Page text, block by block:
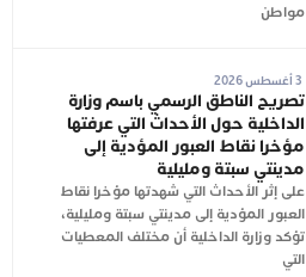
مواطن
تصريح الناطق الرسمي باسم وزارة
الداخلية حول الأحداث التي عرفتها
مؤخرا نقاط العبور المؤدية إلى
مدينتي سبتة ومليلية
على إثر الأحداث التي شهدتها مؤخرا نقاط
العبور المؤدية إلى مدينتي سبتة ومليلية،
تؤكد وزارة الداخلية أن مختلف المعطيات
التي